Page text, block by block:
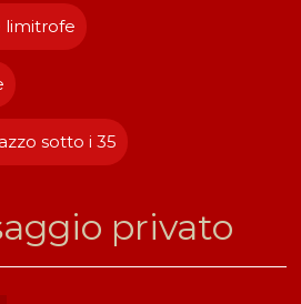
limitrofe
sotto i 35
privato